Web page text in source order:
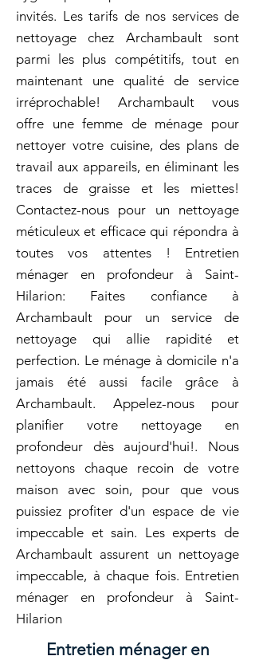
invités. Les tarifs de nos services de
nettoyage chez Archambault sont
parmi les plus compétitifs, tout en
maintenant une qualité de service
irréprochable! Archambault vous
offre une femme de ménage pour
nettoyer votre cuisine, des plans de
travail aux appareils, en éliminant les
traces de graisse et les miettes!
Contactez-nous pour un nettoyage
méticuleux et efficace qui répondra à
toutes vos attentes ! Entretien
ménager en profondeur à Saint-
Hilarion: Faites confiance à
Archambault pour un service de
nettoyage qui allie rapidité et
perfection. Le ménage à domicile n'a
jamais été aussi facile grâce à
Archambault. Appelez-nous pour
planifier votre nettoyage en
profondeur dès aujourd'hui!. Nous
nettoyons chaque recoin de votre
maison avec soin, pour que vous
puissiez profiter d'un espace de vie
impeccable et sain. Les experts de
Archambault assurent un nettoyage
impeccable, à chaque fois. Entretien
ménager en profondeur à Saint-
Hilarion
Entretien ménager en